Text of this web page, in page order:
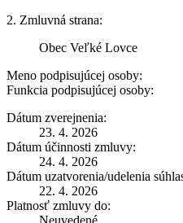
2. Zmluvná strana:
Obec Veľké Lovce
Meno podpisujúcej osoby:
Funkcia podpisujúcej osoby:
Dátum zverejnenia:
23. 4. 2026
Dátum účinnosti zmluvy:
24. 4. 2026
Dátum uzatvorenia/udelenia
22. 4. 2026
Platnosť zmluvy do:
Neuvedené